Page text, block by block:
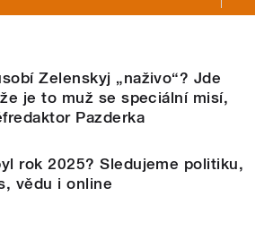
Zelenskyj „naživo“? Jde
je to muž se speciální misí,
Pazderka
rok 2025? Sledujeme politiku,
vědu i online